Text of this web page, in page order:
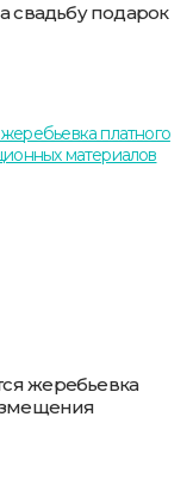
свадьбу подарок
жеребьевка